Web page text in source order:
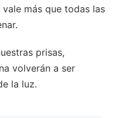
más que todas las
prisas,
volverán a ser
la luz.